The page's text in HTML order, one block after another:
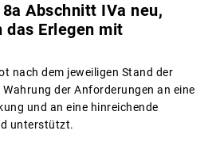
Abschnitt IVa neu,
das Erlegen mit
nach dem jeweiligen Stand der
der Anforderungen an eine
und an eine hinreichende
unterstützt.